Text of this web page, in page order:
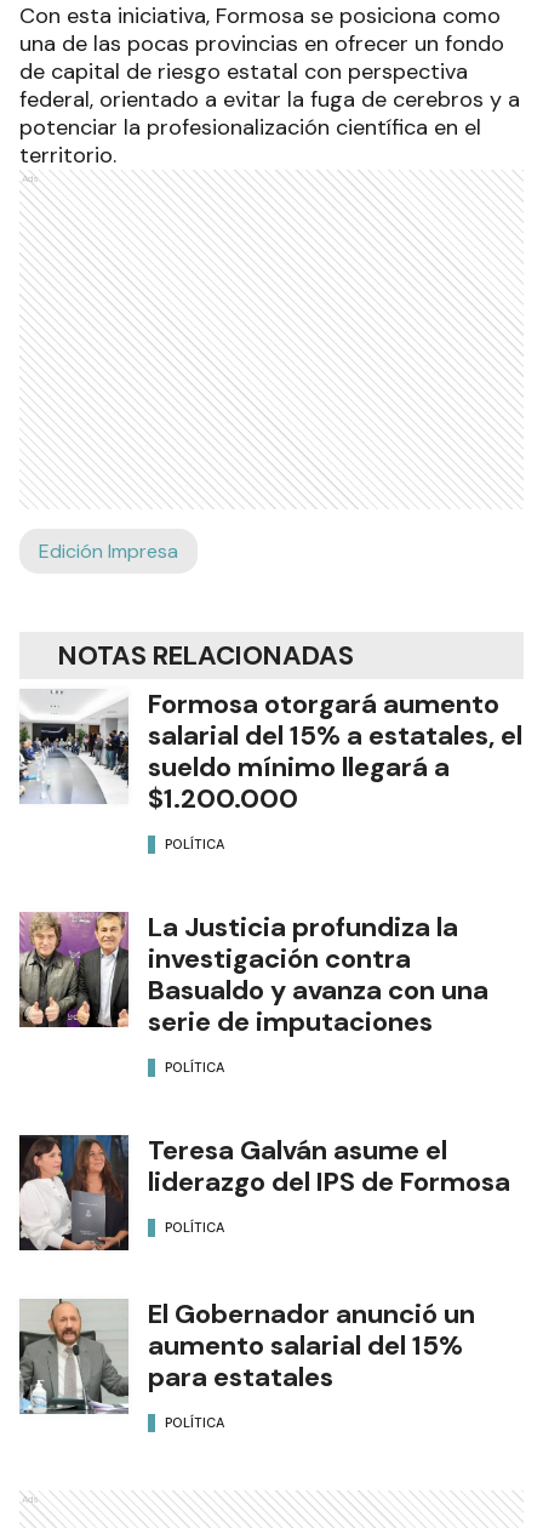
Con esta iniciativa, Formosa se posiciona como
una de las pocas provincias en ofrecer un fondo
de capital de riesgo estatal con perspectiva
federal, orientado a evitar la fuga de cerebros y a
potenciar la profesionalización científica en el
territorio.
Ads
Edición Impresa
NOTAS RELACIONADAS
Formosa otorgará aumento
salarial del 15% a estatales, el
sueldo mínimo llegará a
$1.200.000
POLÍTICA
La Justicia profundiza la
investigación contra
Basualdo y avanza con una
serie de imputaciones
POLÍTICA
Teresa Galván asume el
liderazgo del IPS de Formosa
POLÍTICA
El Gobernador anunció un
aumento salarial del 15%
para estatales
POLÍTICA
Ads